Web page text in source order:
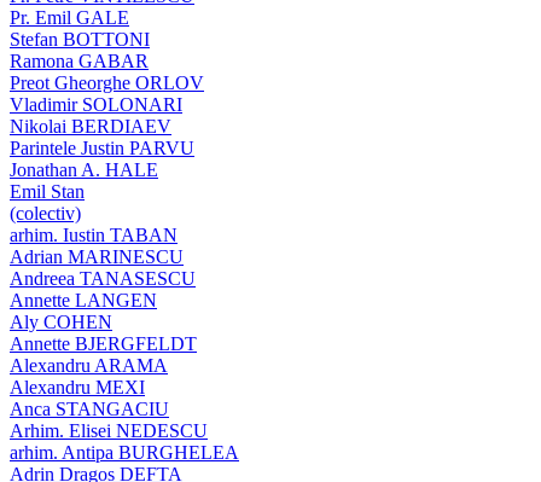
Pr. Emil GALE
Stefan BOTTONI
Ramona GABAR
Preot Gheorghe ORLOV
Vladimir SOLONARI
Nikolai BERDIAEV
Parintele Justin PARVU
Jonathan A. HALE
Emil Stan
(colectiv)
arhim. Iustin TABAN
Adrian MARINESCU
Andreea TANASESCU
Annette LANGEN
Aly COHEN
Annette BJERGFELDT
Alexandru ARAMA
Alexandru MEXI
Anca STANGACIU
Arhim. Elisei NEDESCU
arhim. Antipa BURGHELEA
Adrin Dragos DEFTA